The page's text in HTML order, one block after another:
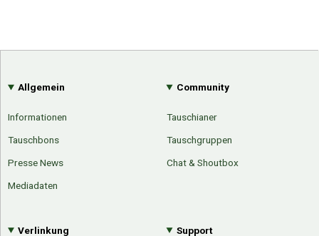
Allgemein
Informationen
Tauschbons
Presse News
Mediadaten
Community
Tauschianer
Tauschgruppen
Chat & Shoutbox
Verlinkung Support